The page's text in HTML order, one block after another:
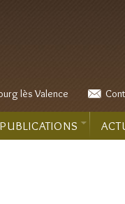
lès Valence
PUBLICATIONS